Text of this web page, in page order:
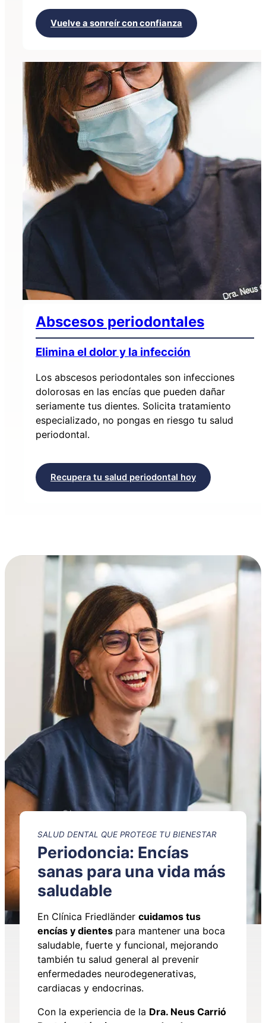
Vuelve a sonreír con confianza
Abscesos periodontales
Elimina el dolor y la infección
Los abscesos periodontales son infecciones
dolorosas en las encías que pueden dañar
seriamente tus dientes. Solicita tratamiento
especializado, no pongas en riesgo tu salud
periodontal.
Recupera tu salud periodontal hoy
SALUD DENTAL QUE PROTEGE TU BIENESTAR
Periodoncia: Encías
sanas para una vida más
saludable
En Clínica Friedländer cuidamos tus
encías y dientes para mantener una boca
saludable, fuerte y funcional, mejorando
también tu salud general al prevenir
enfermedades neurodegenerativas,
cardiacas y endocrinas.
Con la experiencia de la Dra. Neus Carrió